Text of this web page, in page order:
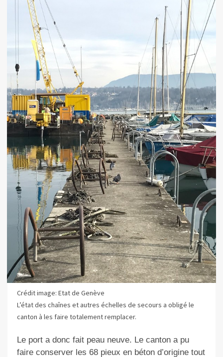
Crédit image: Etat de Genève
L’état des chaînes et autres échelles de secours a obligé le
canton à les faire totalement remplacer.
Le port a donc fait peau neuve. Le canton a pu
faire conserver les 68 pieux en béton d’origine tout